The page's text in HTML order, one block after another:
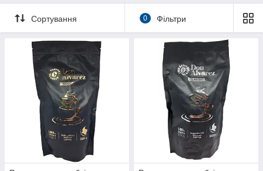
Сортування 0 Фільтри